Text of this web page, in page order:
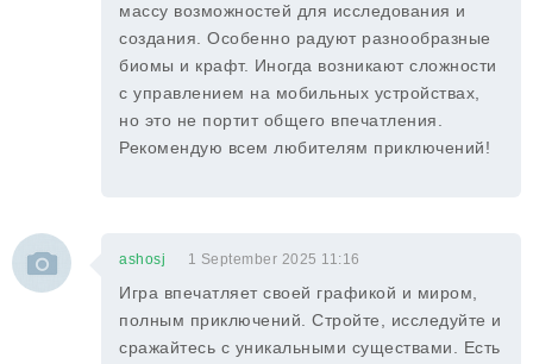
массу возможностей для исследования и
создания. Особенно радуют разнообразные
биомы и крафт. Иногда возникают сложности
с управлением на мобильных устройствах,
но это не портит общего впечатления.
Рекомендую всем любителям приключений!
ashosj 1 September 2025 11:16
Игра впечатляет своей графикой и миром,
полным приключений. Стройте, исследуйте и
сражайтесь с уникальными существами. Есть